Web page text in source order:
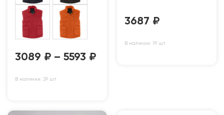
3089 ₽ – 5593 ₽
В наличии: 29 шт
3687 ₽
В наличии: 19 шт